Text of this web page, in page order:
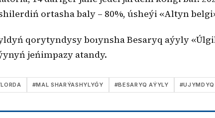
ortasha baly – 80%, úsheýi «Altyn
qorytyndysy boıynsha Besaryq aýyly
jeńimpazy atandy.
#MAL SHARÝASHYLYǴY #BESARYQ AÝYLY #